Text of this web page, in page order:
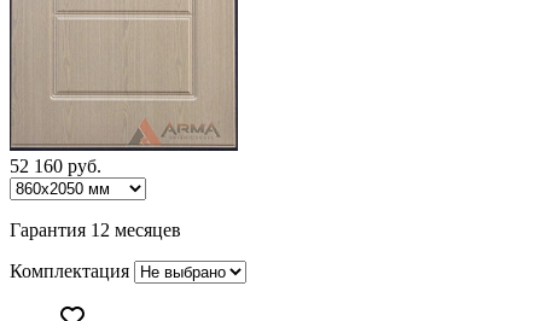
52 160 руб.
Гарантия 12 месяцев
Комплектация